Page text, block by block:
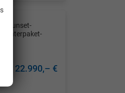
Sunset-
Winterpaket-
22.990,– €